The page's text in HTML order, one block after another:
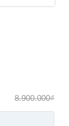
8.900.000₫